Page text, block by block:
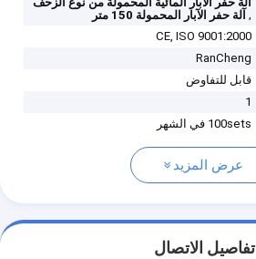
, آلة حفر الآبار المحمولة 150 متر
CE, ISO 9001:2000
RanCheng
قابل للتفاوض
1
100sets في الشهر
عرض المزيد
تفاصيل الاتصال